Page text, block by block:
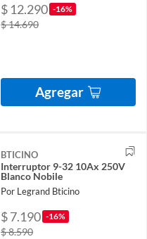
$ 12.290 -16%
$ 14.690
Agregar
BTICINO
Interruptor 9-32 10Ax 250V
Blanco Nobile
Por Legrand Bticino
$ 7.190 -16%
$ 8.590